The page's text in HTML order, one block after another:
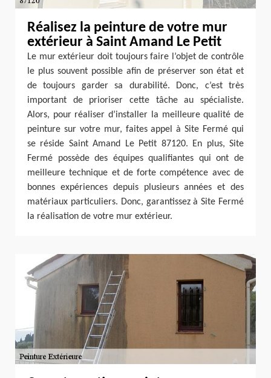
Réalisez la peinture de votre mur
extérieur à Saint Amand Le Petit
Le mur extérieur doit toujours faire l’objet de contrôle
le plus souvent possible afin de préserver son état et
de toujours garder sa durabilité. Donc, c’est très
important de prioriser cette tâche au spécialiste.
Alors, pour réaliser d’installer la meilleure qualité de
peinture sur votre mur, faites appel à Site Fermé qui
se réside Saint Amand Le Petit 87120. En plus, Site
Fermé possède des équipes qualifiantes qui ont de
meilleure technique et de forte compétence avec de
bonnes expériences depuis plusieurs années et des
matériaux particuliers. Donc, garantissez à Site Fermé
la réalisation de votre mur extérieur.